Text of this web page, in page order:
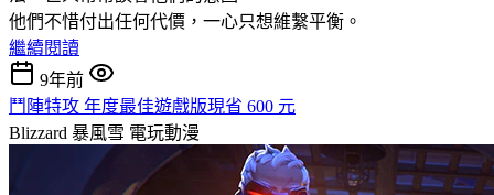
他們不惜付出任何代價，一心只想維繫平衡。
繼續閱讀
9年前
鬥陣特攻 年度最佳遊戲版現省 600 元
Blizzard 暴風雪 電玩動漫